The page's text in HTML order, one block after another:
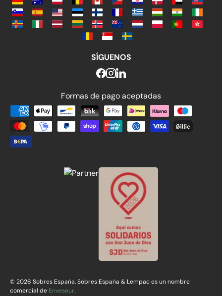
SÍGUENOS
Formas de pago aceptadas
Formas de pago aceptadas
© 2026 Sobres España. Sobres España & Lempac es un nombre
comercial de Enveseur.